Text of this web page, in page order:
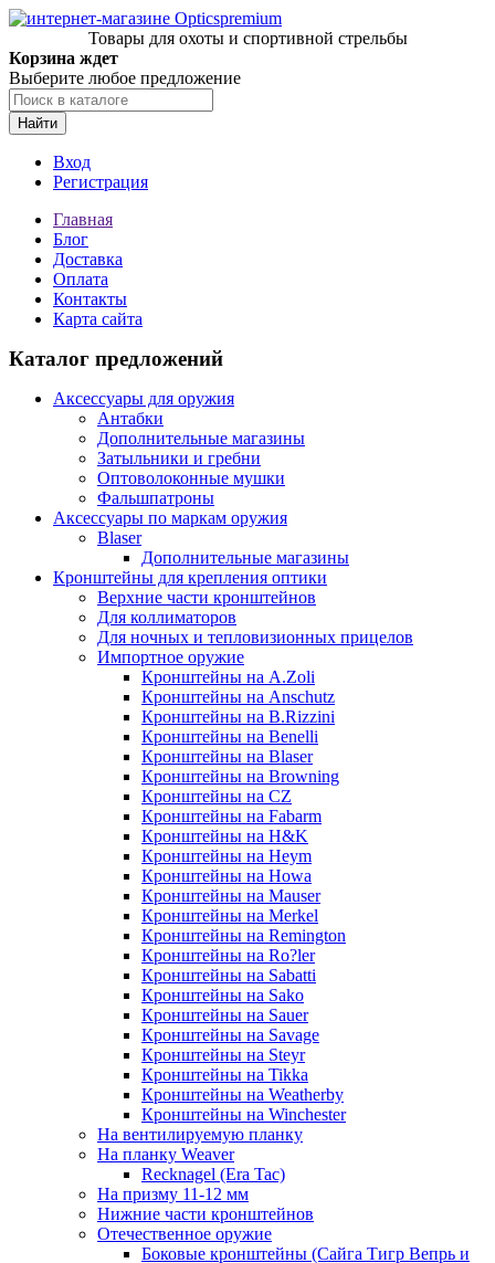
Товары для охоты и спортивной стрельбы
Корзина ждет
Выберите любое предложение
Найти
Вход
Регистрация
Главная
Блог
Доставка
Оплата
Контакты
Карта сайта
Каталог предложений
Аксессуары для оружия
Антабки
Дополнительные магазины
Затыльники и гребни
Оптоволоконные мушки
Фальшпатроны
Аксессуары по маркам оружия
Blaser
Дополнительные магазины
Кронштейны для крепления оптики
Верхние части кронштейнов
Для коллиматоров
Для ночных и тепловизионных прицелов
Импортное оружие
Кронштейны на A.Zoli
Кронштейны на Anschutz
Кронштейны на B.Rizzini
Кронштейны на Benelli
Кронштейны на Blaser
Кронштейны на Browning
Кронштейны на CZ
Кронштейны на Fabarm
Кронштейны на H&K
Кронштейны на Heym
Кронштейны на Howa
Кронштейны на Mauser
Кронштейны на Merkel
Кронштейны на Remington
Кронштейны на Ro?ler
Кронштейны на Sabatti
Кронштейны на Sako
Кронштейны на Sauer
Кронштейны на Savage
Кронштейны на Steyr
Кронштейны на Tikka
Кронштейны на Weatherby
Кронштейны на Winchester
На вентилируемую планку
На планку Weaver
Recknagel (Era Tac)
На призму 11-12 мм
Нижние части кронштейнов
Отечественное оружие
Боковые кронштейны (Сайга Тигр Вепрь и